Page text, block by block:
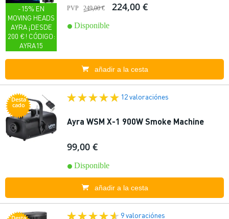
-15% EN
MOVING HEADS
AYRA ¡DESDE
200 €! CÓDIGO:
AYRA15
PVP 249,00 € 224,00 €
Disponible
añadir a la cesta
Desta
cado
12 valoraciónes
Ayra WSM X-1 900W Smoke Machine
99,00 €
Disponible
añadir a la cesta
9 valoraciónes